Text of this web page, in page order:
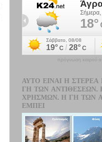
πρόγνωση καιρού
ΑΥΤΌ ΕΊΝΑΙ Η ΣΤΕΡΕΆ
ΓΗ ΤΩΝ ΑΝΤΙΘΈΣΕΩΝ.
ΧΡΗΣΜΏΝ. Η ΓΗ ΤΩΝ
ΕΜΠΕΙ